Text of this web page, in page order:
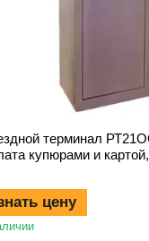
терминал
купюрами и
цену